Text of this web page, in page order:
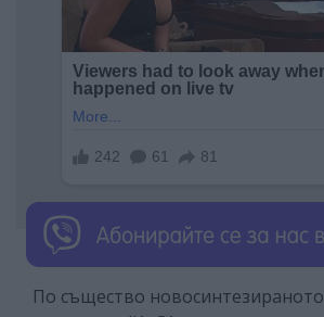
По същество новосинтезираното